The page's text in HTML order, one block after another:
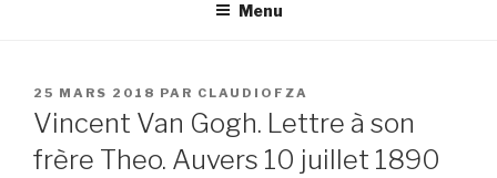
Menu
PUBLIÉ
LE
25 MARS 2018 PAR CLAUDIOFZA
Vincent Van Gogh. Lettre à son
frère Theo. Auvers 10 juillet 1890